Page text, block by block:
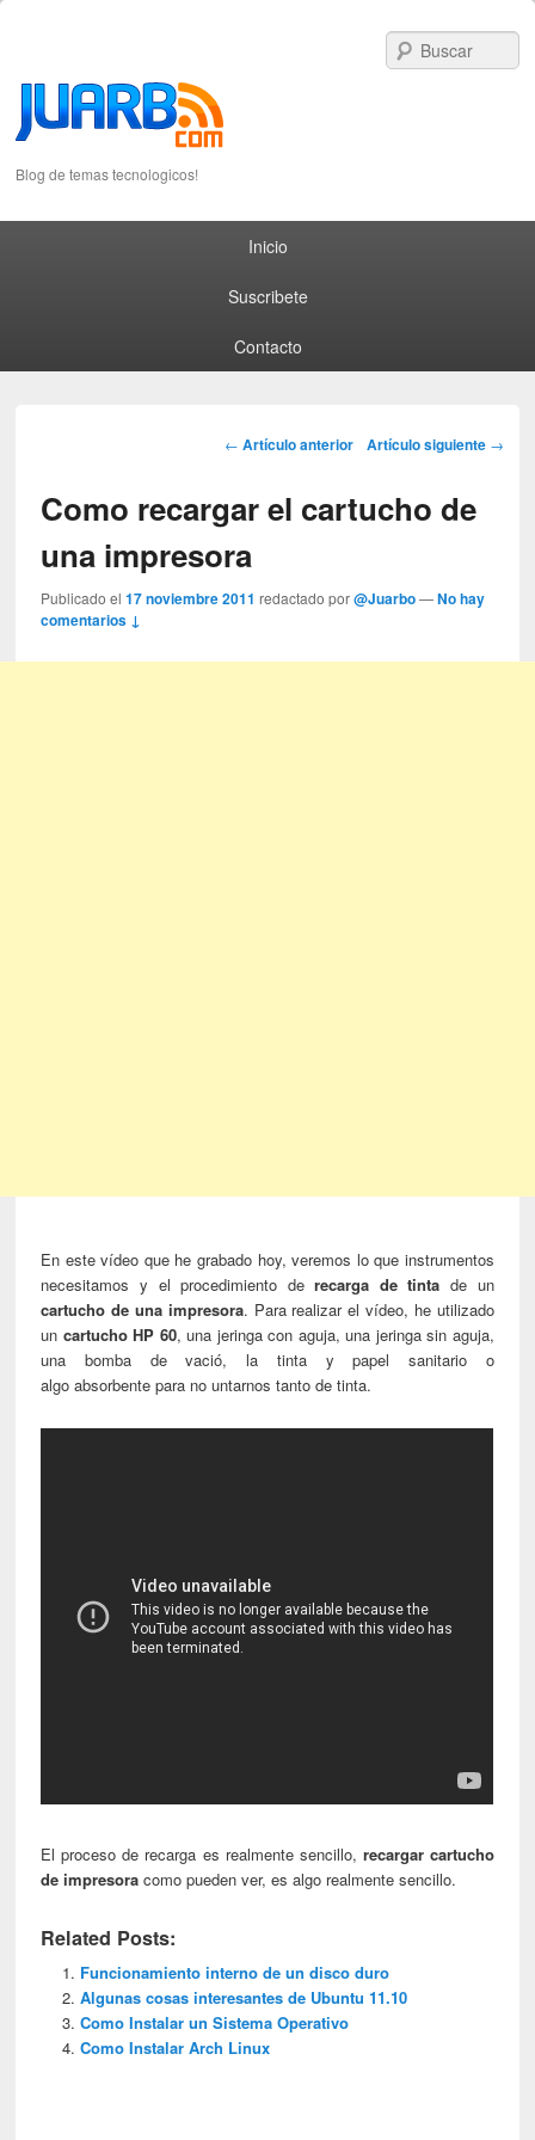
Blog de temas tecnologicos!
Inicio
Suscribete
Contacto
Post navigation
← Artículo anterior Artículo siguiente →
Como recargar el cartucho de
una impresora
Publicado el17 noviembre 2011 redactado por@Juarbo —No hay
comentarios ↓
En este vídeo que he grabado hoy, veremos lo que instrumentos
necesitamos y el procedimiento derecarga de tinta de un
cartucho de una impresora. Para realizar el vídeo, he utilizado
un cartucho HP 60, una jeringa con aguja, una jeringa sin aguja,
una bomba de vació, la tinta y papel sanitario o
algo absorbente para no untarnos tanto de tinta.
El proceso de recarga es realmente sencillo, recargar cartucho
de impresora como pueden ver, es algo realmente sencillo.
Related Posts:
Funcionamiento interno de un disco duro
Algunas cosas interesantes de Ubuntu 11.10
Como Instalar un Sistema Operativo
Como Instalar Arch Linux